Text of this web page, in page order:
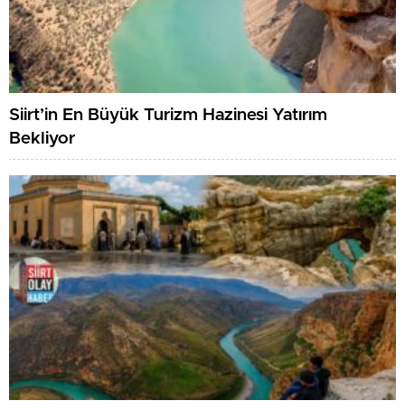
Siirt’in En Büyük Turizm Hazinesi Yatırım
Bekliyor